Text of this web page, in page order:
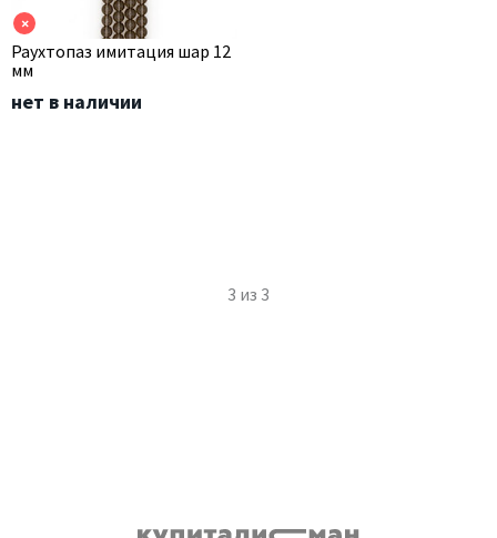
×
Раухтопаз имитация шар 12
мм
нет в наличии
3 из 3